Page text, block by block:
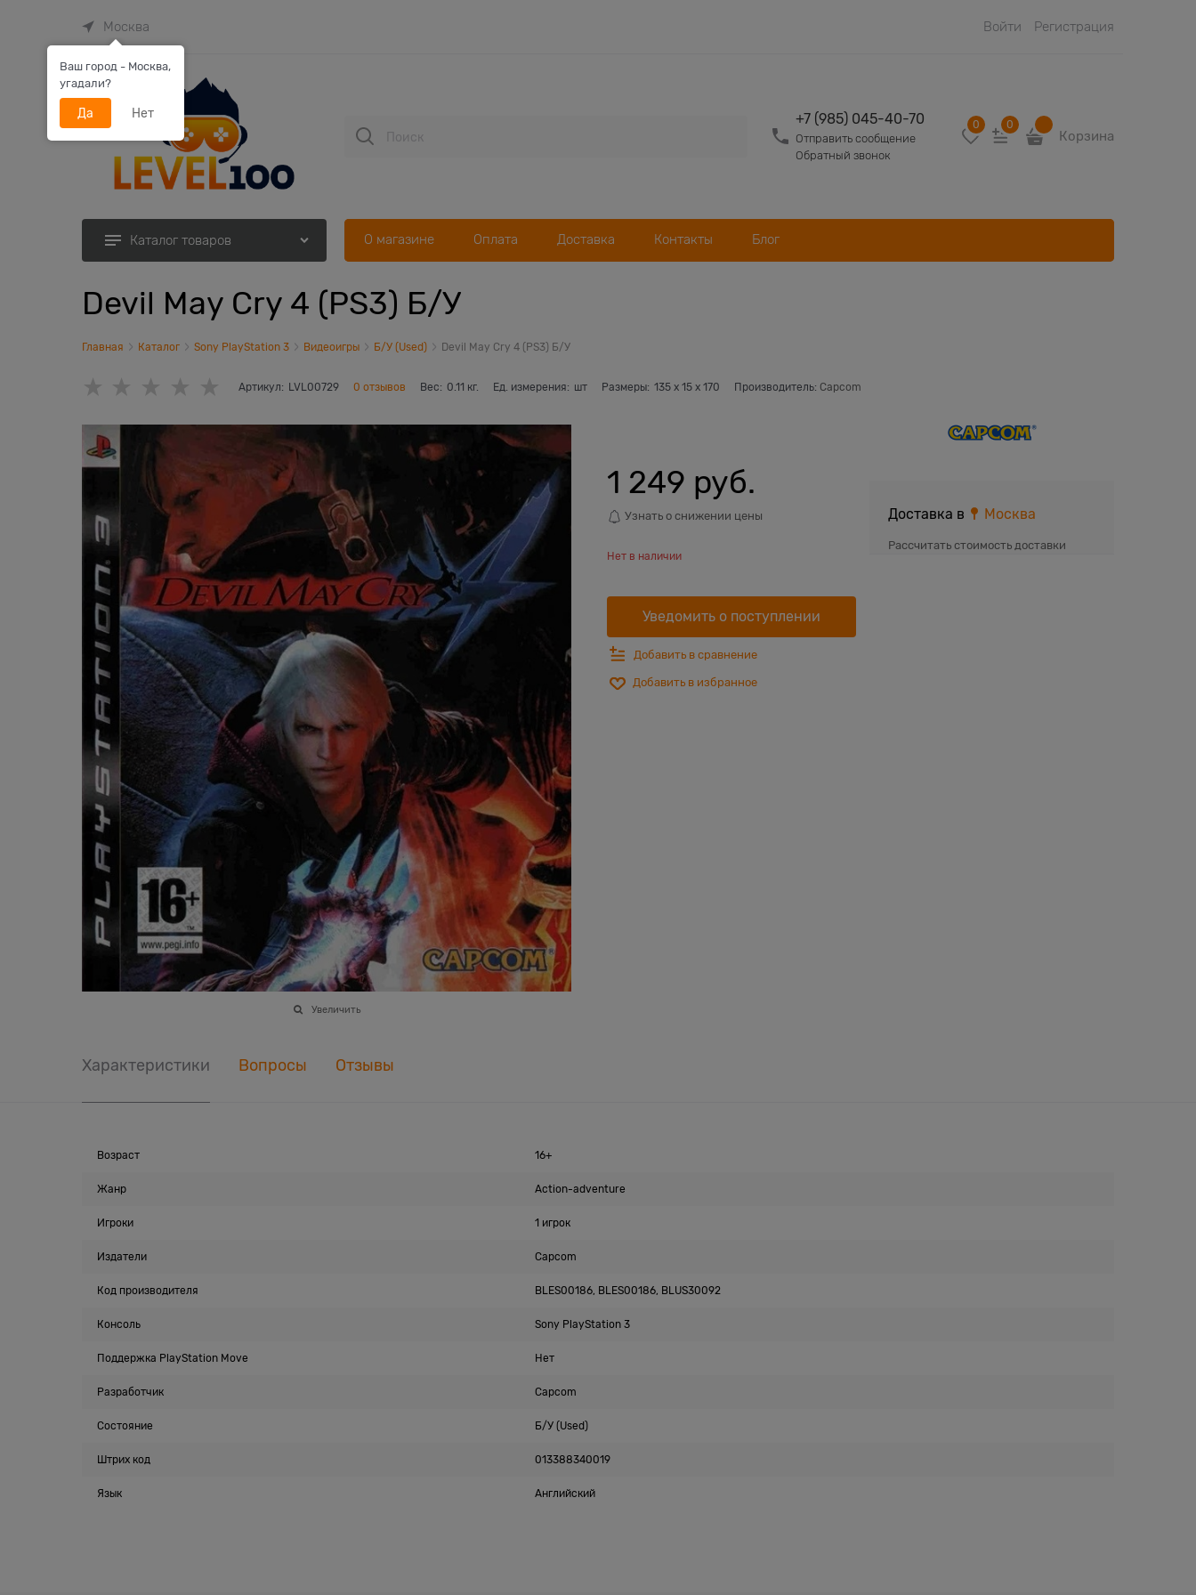
Москва Войти Регистрация
+7 (985) 045-40-70
Отправить сообщение
Обратный звонок
0 0
Корзина
Каталог товаров О магазине Оплата Доставка Контакты Блог
Devil May Cry 4 (PS3) Б/У
Главная Каталог Sony PlayStation 3 Видеоигры Б/У (Used) Devil May Cry 4 (PS3) Б/У
Артикул: LVL00729 0 отзывов Вес: 0.11 кг. Ед. измерения: шт Размеры: 135x 15x 170 Производитель: Capcom
Увеличить
1 249 руб.
Узнать о снижении цены
Нет в наличии
Уведомить о поступлении
Добавить в сравнение
Добавить в избранное
Доставка в Москва
Рассчитать стоимость доставки
Характеристики Вопросы Отзывы
Возраст 16+
Жанр Action-adventure
Игроки 1 игрок
Издатели Capcom
Код производителя BLES00186, BLES00186, BLUS30092
Консоль Sony PlayStation 3
Поддержка PlayStation Move Нет
Разработчик Capcom
Состояние Б/У (Used)
Штрих код 013388340019
Язык Английский
Ваш город - Москва,
угадали?
Да Нет